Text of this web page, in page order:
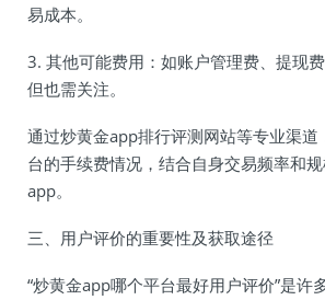
易成本。
3. 其他可能费用：如账户管理费、提现
但也需关注。
通过炒黄金app排行评测网站等专业渠道
台的手续费情况，结合自身交易频率和
app。
三、用户评价的重要性及获取途径
“炒黄金app哪个平台最好用户评价”是许